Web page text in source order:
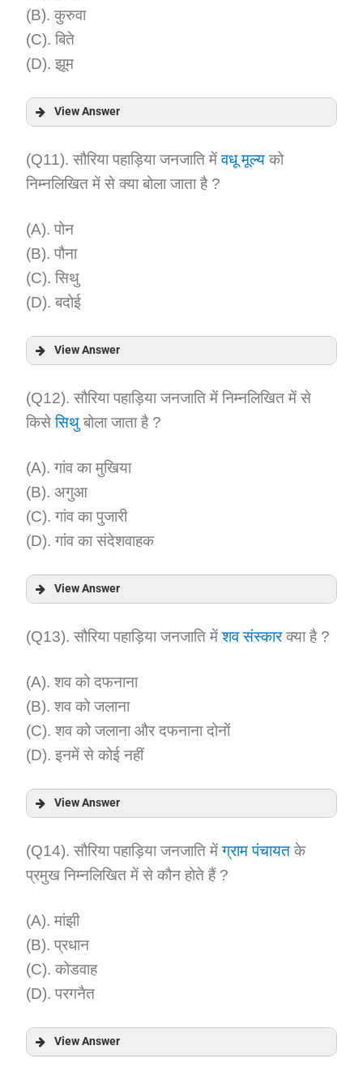
(B). कुरुवा
(C). बिते
(D). झूम
View Answer
Answer:
(Q11). सौरिया पहाड़िया जनजाति मेंवधू मूल्य को
निम्नलिखित में से क्या बोला जाता है ?
(A). पोन
(B). पौना
(C). सिथु
(D). बदोई
View Answer
Answer:
(Q12). सौरिया पहाड़िया जनजाति में निम्नलिखित में से
किसेसिथु बोला जाता है ?
(A). गांव का मुखिया
(B). अगुआ
(C). गांव का पुजारी
(D). गांव का संदेशवाहक
View Answer
Answer:
Explanation:
(Q13). सौरिया पहाड़िया जनजाति मेंशव संस्कारक्या है ?
(A). शव को दफनाना
(B). शव को जलाना
(C). शव को जलाना और दफनाना दोनों
(D). इनमें से कोई नहीं
View Answer
Answer:
(Q14). सौरिया पहाड़िया जनजाति मेंग्राम पंचायत के
प्रमुख निम्नलिखित में से कौन होते हैं ?
(A). मांझी
(B). प्रधान
(C). कोडवाह
(D). परगनैत
View Answer